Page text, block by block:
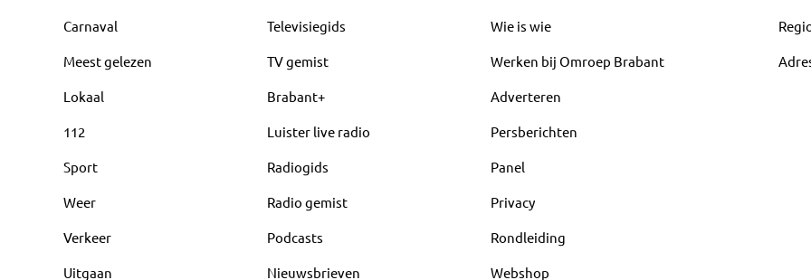
Carnaval
Meest gelezen
Lokaal
112
Sport
Weer
Verkeer
Uitgaan
Televisiegids
TV gemist
Brabant+
Luister live radio
Radiogids
Radio gemist
Podcasts
Nieuwsbrieven
Wie is wie
Werken bij Omroep Brabant
Adverteren
Persberichten
Panel
Privacy
Rondleiding
Webshop